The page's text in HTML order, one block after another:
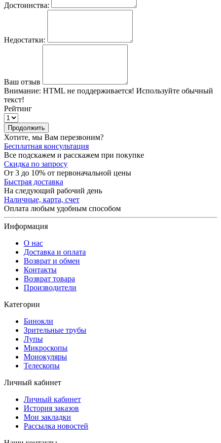
Достоинства:
Недостатки:
Ваш отзыв
Внимание: HTML не поддерживается! Используйте обычный
текст!
Рейтинг
Продолжить
Хотите, мы Вам перезвоним?
Бесплатная консультация
Все подскажем и расскажем при покупке
Скидка по запросу
От 3 до 10% от первоначальной цены
Быстрая доставка
На следующий рабочий день
Наличные, карта, счет
Оплата любым удобным способом
Информация
О нас
Доставка и оплата
Возврат и обмен
Контакты
Возврат товара
Производители
Категории
Бинокли
Зрительные трубы
Лупы
Микроскопы
Монокуляры
Телескопы
Личный кабинет
Личный кабинет
История заказов
Мои закладки
Рассылка новостей